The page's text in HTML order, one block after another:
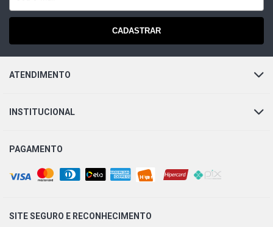
CADASTRAR
ATENDIMENTO
INSTITUCIONAL
PAGAMENTO
SITE SEGURO E RECONHECIMENTO